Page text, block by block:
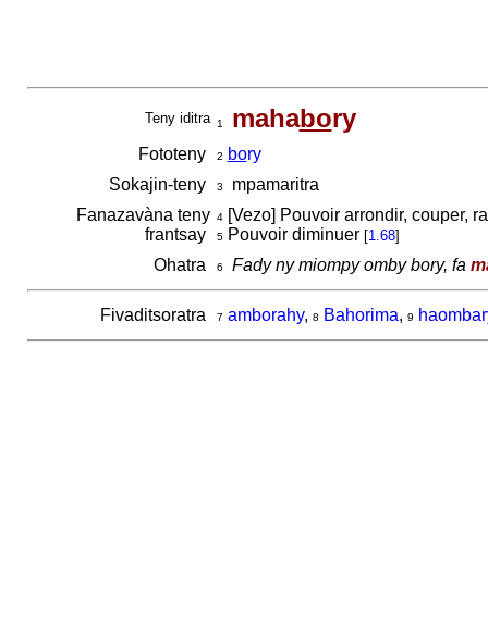
Teny iditra 1 mahabory
Fototeny 2 bory
Sokajin-teny
3
mpamaritra
Fanazavàna teny
frantsay
4[Vezo] Pouvoir arrondir, couper,
5Pouvoir diminuer [1.68]
Ohatra 6 Fady ny miompy omby bory, fa
Fivaditsoratra 7 amborahy, 8 Bahorima, 9